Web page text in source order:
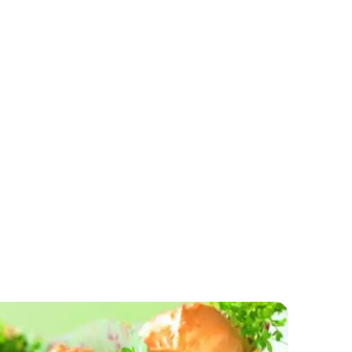
Hleb sa ovčijim sirom i spanaćem